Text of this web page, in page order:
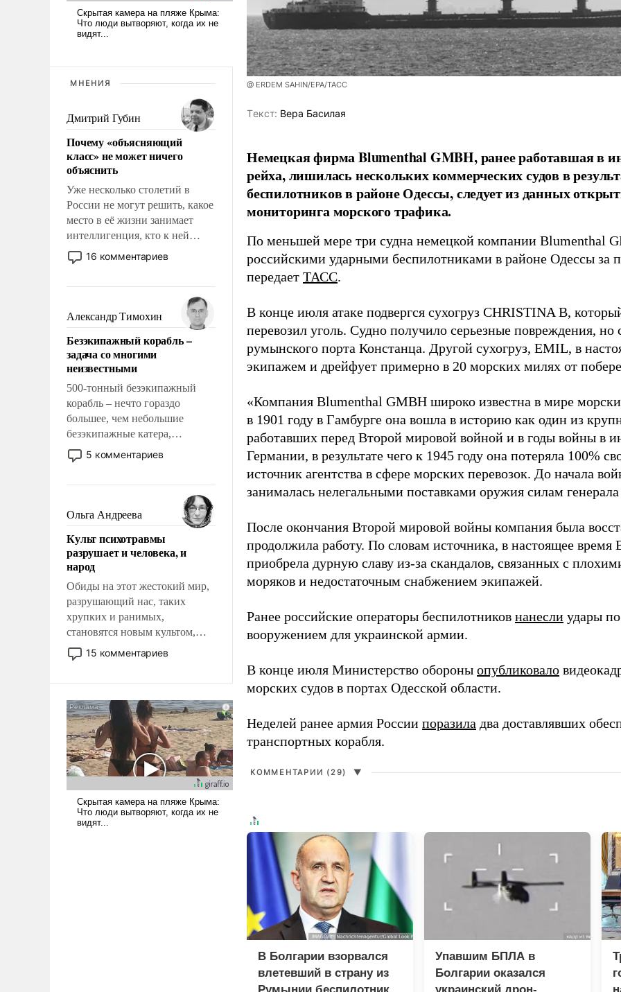
МНЕНИЯ
Дмитрий Губин
Почему «объясняющий
класс» не может ничего
объяснить
Уже несколько столетий в
России не могут решить, какое
место в её жизни занимает
интеллигенция, кто к ней
принадлежит, а кого из неё
исключили с правом
чем она отличается от просто
образованных людей. Иногда
казалось, что эти вопросы
решены раз и навсегда, но –
нет, не решены.
16 комментариев
Александр Тимохин
Безэкипажный корабль –
задача со многими
неизвестными
500-тонный безэкипажный
корабль – нечто гораздо
большее, чем небольшие
безэкипажные катера,
применение которых уже
стало обыденностью. Задача по
сложна и амбициозна. Однако
и ее реализация радикально
поднимет наши боевые
возможности.
5 комментариев
Ольга Андреева
Культ психотравмы
разрушает и человека, и
народ
Обиды на этот жестокий мир,
разрушающий нас, таких
хрупких и ранимых,
становятся новым культом,
постепенно вытесняя и
отменяя традиционное
ударами судьбы, брать на себя
ответственность, помогать
слабым, идти вперед и
адаптироваться.
15 комментариев
@ ERDEM SAHIN/EPA/ТАСС
Tекст: Вера Басилая
Немецкая фирма Blumenthal GMBH, ранее работавшая в
рейха, лишилась нескольких коммерческих судов в
беспилотников в районе Одессы, следует из данных
мониторинга морского трафика.
По меньшей мере три судна немецкой компании Blumenthal
российскими ударными беспилотниками в районе Одессы за
передает ТАСС.
В конце июля атаке подвергся сухогруз CHRISTINA B,
перевозил уголь. Судно получило серьезные повреждения, но
румынского порта Констанца. Другой сухогруз, EMIL, в
экипажем и дрейфует примерно в 20 морских милях от
«Компания Blumenthal GMBH широко известна в мире
в 1901 году в Гамбурге она вошла в историю как один из
работавших перед Второй мировой войной и в годы войны в
Германии, в результате чего к 1945 году она потеряла 100%
источник агентства в сфере морских перевозок. До начала
занималась нелегальными поставками оружия силам
После окончания Второй мировой войны компания была
продолжила работу. По словам источника, в настоящее
приобрела дурную славу из-за скандалов, связанных с
моряков и недостаточным снабжением экипажей.
Ранее российские операторы беспилотников нанесли удары
вооружением для украинской армии.
В конце июля Министерство обороны опубликовало
морских судов в портах Одесской области.
Неделей ранее армия России поразила два доставлявших
транспортных корабля.
КОММЕНТАРИИ (29) ▼
В Болгарии взорвался
влетевший в страну из
Упавшим БПЛА в
Болгарии оказался